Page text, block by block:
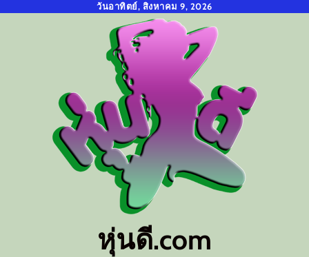
วันอาทิตย์, สิงหาคม 9, 2026
หุ่นดี.com